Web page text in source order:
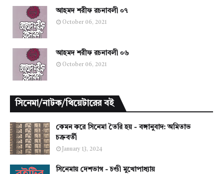
আহমদ শরীফ রচনাবলী ০৭
October 06, 2021
আহমদ শরীফ রচনাবলী ০৬
October 06, 2021
সিনেমা/নাটক/থিয়েটারের বই
কেমন করে সিনেমা তৈরি হয় - বঙ্গানুবাদ: অমিতাভ
চক্রবর্তী
January 13, 2024
সিনেমায় দেশভাগ - চণ্ডী মুখোপাধ্যায়